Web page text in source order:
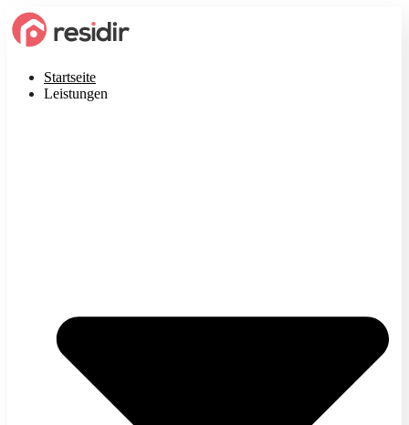
Startseite
Leistungen